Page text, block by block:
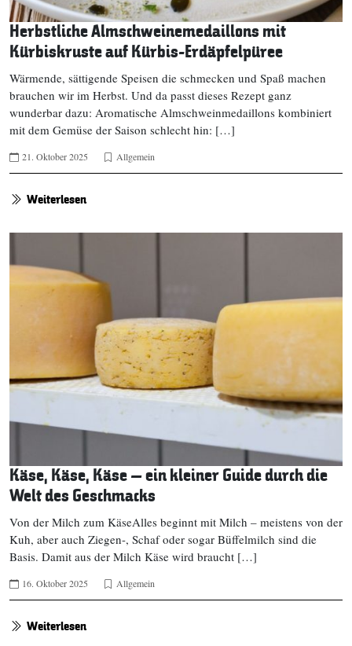
Herbstliche Almschweinemedaillons mit
Kürbiskruste auf Kürbis-Erdäpfelpüree
Wärmende, sättigende Speisen die schmecken und Spaß machen
brauchen wir im Herbst. Und da passt dieses Rezept ganz
wunderbar dazu: Aromatische Almschweinmedaillons kombiniert
mit dem Gemüse der Saison schlecht hin: […]
21. Oktober 2025 Allgemein
Weiterlesen
Käse, Käse, Käse – ein kleiner Guide durch die
Welt des Geschmacks
Von der Milch zum KäseAlles beginnt mit Milch – meistens von der
Kuh, aber auch Ziegen-, Schaf oder sogar Büffelmilch sind die
Basis. Damit aus der Milch Käse wird braucht […]
16. Oktober 2025 Allgemein
Weiterlesen